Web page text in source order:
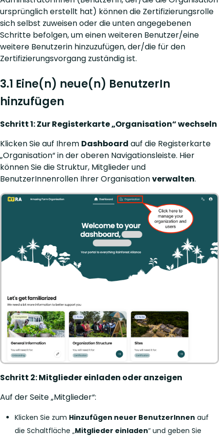
ursprünglich erstellt hat) können die Zertifizierungsrolle
sich selbst zuweisen oder die unten angegebenen
Schritte befolgen, um einen weiteren Benutzer/eine
weitere Benutzerin hinzuzufügen, der/die für den
Zertifizierungsvorgang zuständig ist.
3.1 Eine(n) neue(n) BenutzerIn
hinzufügen
Schritt 1: Zur Registerkarte „Organisation“ wechseln
Klicken Sie auf Ihrem Dashboard auf die Registerkarte
„Organisation“ in der oberen Navigationsleiste. Hier
können Sie die Struktur, Mitglieder und
BenutzerInnenrollen Ihrer Organisationverwalten.
Schritt 2: Mitglieder einladen oder anzeigen
Auf der Seite „Mitglieder“:
Klicken Sie zum Hinzufügen neuer BenutzerInnen auf
die Schaltfläche „Mitglieder einladen“ und geben Sie